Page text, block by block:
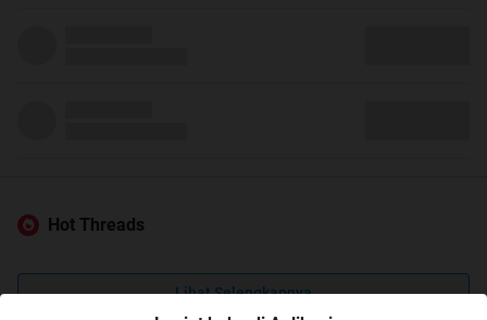
Hot Threads
Lihat Selengkapnya